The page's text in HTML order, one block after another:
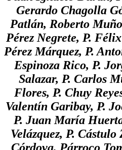
Gerardo Chagolla
Patlán, Roberto
Pérez Negrete, P.
Pérez Márquez, P.
Espinoza Rico, P.
Salazar, P. Carlos
Flores, P. Chuy
Valentín Garibay, P.
P. Juan María
Velázquez, P.